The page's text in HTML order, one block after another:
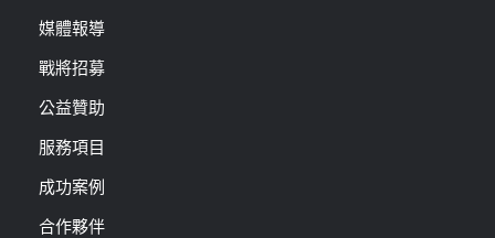
媒體報導
戰將招募
公益贊助
服務項目
成功案例
合作夥伴